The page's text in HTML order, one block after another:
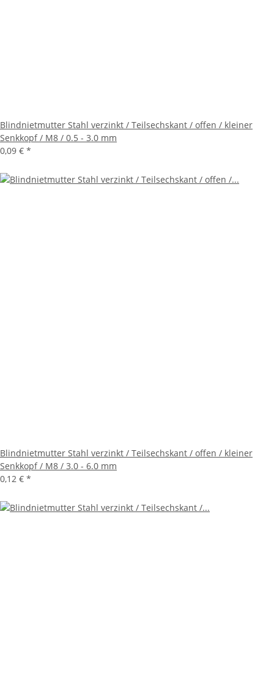
Blindnietmutter Stahl verzinkt / Teilsechskant / offen / kleiner
Senkkopf / M8 / 0.5 - 3.0 mm
0,09 € *
Blindnietmutter Stahl verzinkt / Teilsechskant / offen / kleiner
Senkkopf / M8 / 3.0 - 6.0 mm
0,12 € *